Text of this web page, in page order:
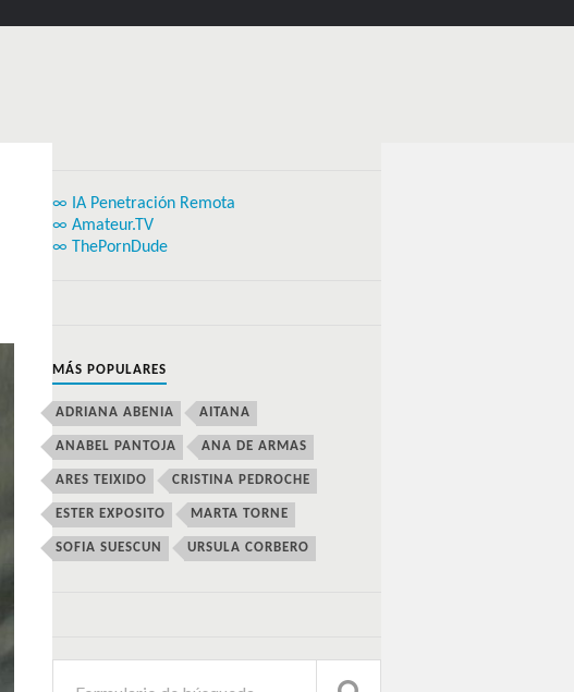
∞ IA Penetración Remota
∞ Amateur.TV
∞ ThePornDude
MÁS POPULARES
ADRIANA ABENIA AITANA
ANABEL PANTOJA ANA DE ARMAS
ARES TEIXIDO CRISTINA PEDROCHE
ESTER EXPOSITO MARTA TORNE
SOFIA SUESCUN URSULA CORBERO